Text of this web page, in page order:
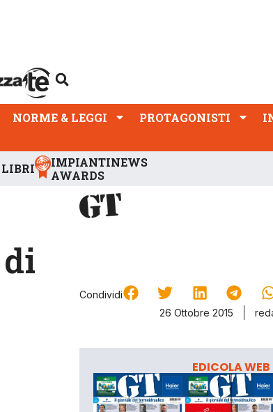
NORME & LEGGI PROTAGONISTI
LIBRI
IMPIANTINEWS
AWARDS
Condividi
26 Ottobre 2015
EDICOLA WEB